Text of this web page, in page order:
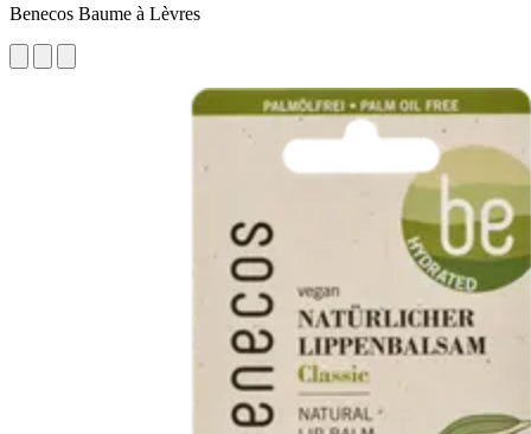
Benecos Baume à Lèvres